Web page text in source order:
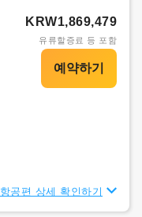
KRW1,869,479
유류할증료 등 포함
항공편 상세 확인하기